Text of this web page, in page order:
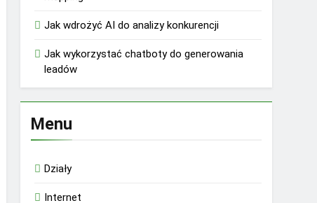
Jak wdrożyć AI do analizy konkurencji
Jak wykorzystać chatboty do generowania
leadów
Menu
Działy
Internet